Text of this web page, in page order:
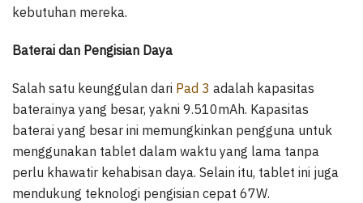
kebutuhan mereka.
Baterai dan Pengisian Daya
Salah satu keunggulan dari Pad 3 adalah kapasitas
baterainya yang besar, yakni 9.510mAh. Kapasitas
baterai yang besar ini memungkinkan pengguna untuk
menggunakan tablet dalam waktu yang lama tanpa
perlu khawatir kehabisan daya. Selain itu, tablet ini juga
mendukung teknologi pengisian cepat 67W.